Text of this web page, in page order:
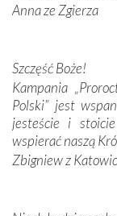
W miejscu
Podczas tej
zwyczaje.
oddalone, w
Sprawiła to
kulturowa
Anna ze Zgierza
Szczęść Boże!
Kampania
Polski” jest
jesteście i
wspierać naszą
Zbigniew z Katowic